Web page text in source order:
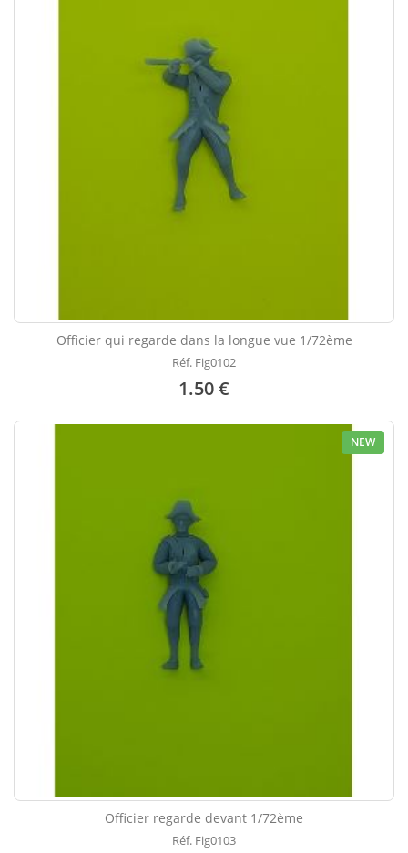
Officier qui regarde dans la longue vue 1/72ème
Réf. Fig0102
1.50 €
NEW
Officier regarde devant 1/72ème
Réf. Fig0103